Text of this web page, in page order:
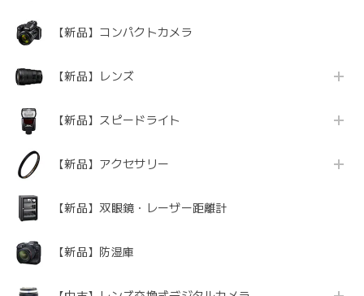
【新品】コンパクトカメラ
【新品】レンズ
【新品】スピードライト
【新品】アクセサリー
【新品】双眼鏡・レーザー距離計
【新品】防湿庫